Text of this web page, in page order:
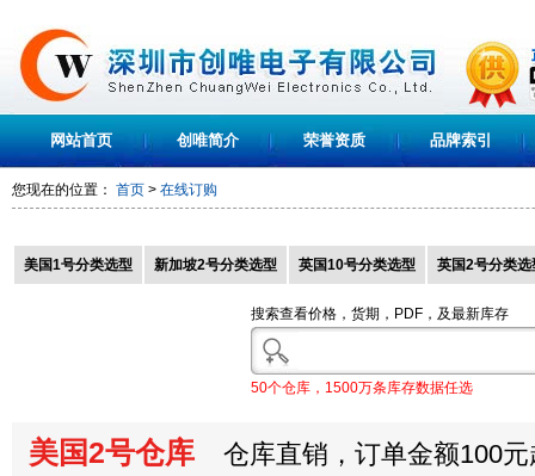
网站首页 创唯简介 荣誉资质 品牌索引
您现在的位置： 首页 > 在线订购
美国1号分类选型 新加坡2号分类选型 英国10号分类选型 英国2号分类选
搜索查看价格，货期，PDF，及最新库存
50个仓库，1500万条库存数据任选
美国2号仓库 仓库直销，订单金额100元